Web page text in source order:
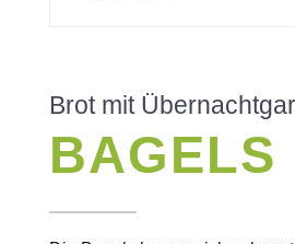
Brot mit
BAGELS